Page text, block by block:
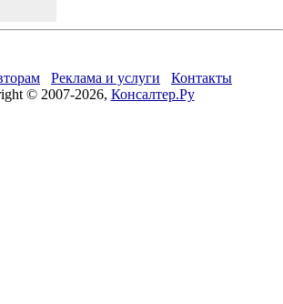
Реклама и услуги
Контакты
© 2007-2026, Консалтер.Ру